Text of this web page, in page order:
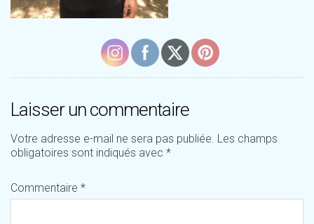
Laisser un commentaire
Votre adresse e-mail ne sera pas publiée. Les champs
obligatoires sont indiqués avec *
Commentaire *